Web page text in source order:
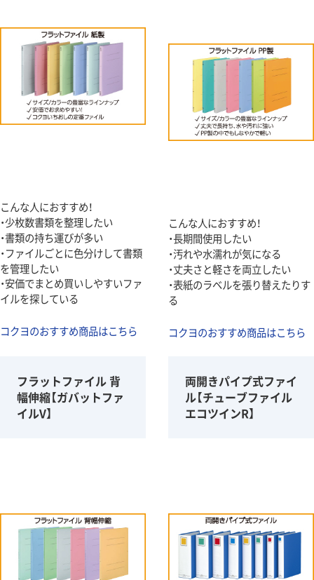
こんな人におすすめ！
・少枚数書類を整理したい
・書類の持ち運びが多い
・ファイルごとに色分けして書類
を管理したい
・安価でまとめ買いしやすいファ
イルを探している
コクヨのおすすめ商品はこちら
こんな人におすすめ！
・長期間使用したい
・汚れや水濡れが気になる
・丈夫さと軽さを両立したい
・表紙のラベルを張り替えたりす
る
コクヨのおすすめ商品はこちら
フラットファイル 背
幅伸縮【ガバットファ
イルV】
両開きパイプ式ファイ
ル【チューブファイル
エコツインR】